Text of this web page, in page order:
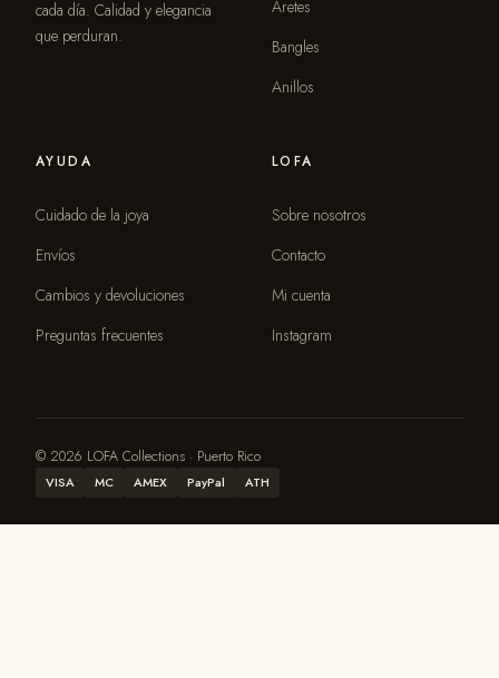
cada día. Calidad y elegancia
que perduran.
Aretes
Bangles
Anillos
AYUDA
Cuidado de la joya
Envíos
Cambios y devoluciones
Preguntas frecuentes
LOFA
Sobre nosotros
Contacto
Mi cuenta
Instagram
© 2026 LOFA Collections · Puerto Rico
VISA MC AMEX PayPal ATH